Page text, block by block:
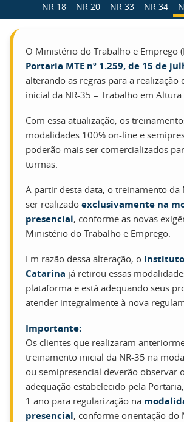
NR 18
NR 20 NR 33 NR 34
O Ministério do Trabalho e Emprego
Portaria MTE nº 1.259, de 15 de
alterando as regras para a
inicial da NR-35 – Trabalho em Altura.
Com essa atualização, os
modalidades 100% on-line e
poderão mais ser comercializados
turmas.
A partir desta data, o treinamento da
ser realizado exclusivamente na
presencial, conforme as novas
Ministério do Trabalho e Emprego.
Em razão dessa alteração, o
Catarina já retirou essas
plataforma e está adequando seus
atender integralmente à nova
Importante:
Os clientes que realizaram
treinamento inicial da NR-35 na
ou semipresencial deverão observar
adequação estabelecido pela
1 ano para regularização na
presencial, conforme orientação do